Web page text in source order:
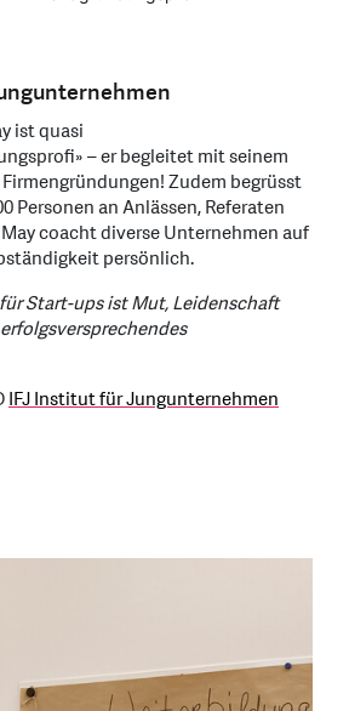
ist quasi
– er begleitet mit seinem
Firmengründungen! Zudem begrüsst
Personen an Anlässen, Referaten
coacht diverse Unternehmen auf
persönlich.
Start-ups ist Mut, Leidenschaft
IFJ Institut für Jungunternehmen